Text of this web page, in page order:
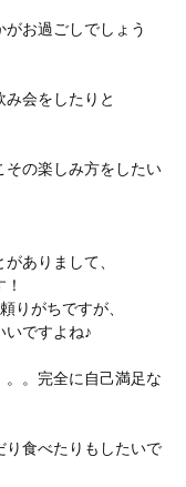
お過ごしでしょう
会をしたりと
その楽しみ方をしたい
ありまして、
りがちですが、
いですよね♪
。。完全に自己満足な
り食べたりもしたいで